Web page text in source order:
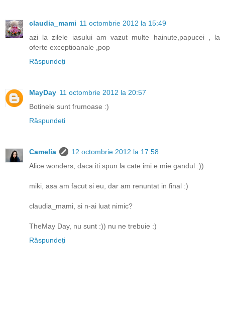
claudia_mami 11 octombrie 2012 la 15:49
azi la zilele iasului am vazut multe hainute,papucei , la
oferte exceptioanale ,pop
Răspundeți
MayDay 11 octombrie 2012 la 20:57
Botinele sunt frumoase :)
Răspundeți
Camelia
12 octombrie 2012 la 17:58
Alice wonders, daca iti spun la cate imi e mie gandul :))
miki, asa am facut si eu, dar am renuntat in final :)
claudia_mami, si n-ai luat nimic?
TheMay Day, nu sunt :)) nu ne trebuie :)
Răspundeți